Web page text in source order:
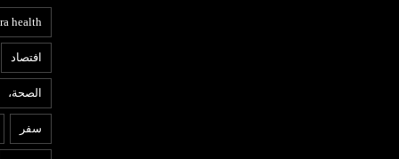
health
افتصاد
الصحة،
سفر